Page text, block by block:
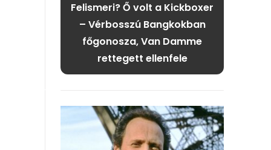
Felismeri? Ő volt a Kickboxer
– Vérbosszú Bangkokban
főgonosza, Van Damme
rettegett ellenfele